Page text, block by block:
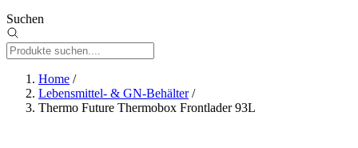
Suchen
Home /
Lebensmittel- & GN-Behälter/
Thermo Future Thermobox Frontlader 93L